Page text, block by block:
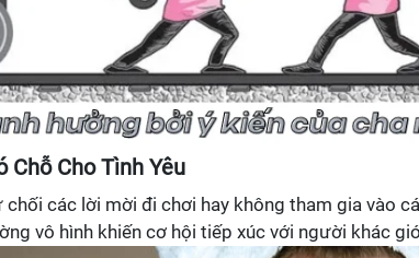
Chỗ Cho Tình Yêu
chối các lời mời đi chơi hay không tham gia vào
vô hình khiến cơ hội tiếp xúc với người khác